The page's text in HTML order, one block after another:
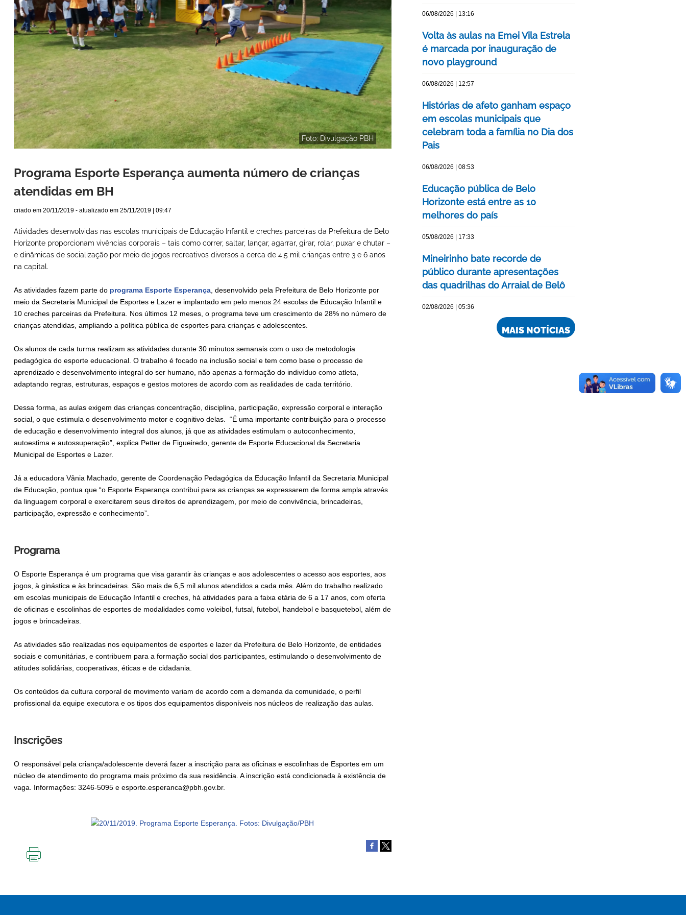
Foto: Divulgação PBH
Programa Esporte Esperança aumenta número de crianças
atendidas em BH
criado em 20/11/2019 - atualizado em 25/11/2019 | 09:47
Atividades desenvolvidas nas escolas municipais de Educação Infantil e creches parceiras da Prefeitura de Belo
Horizonte proporcionam vivências corporais – tais como correr, saltar, lançar, agarrar, girar, rolar, puxar e chutar –
e dinâmicas de socialização por meio de jogos recreativos diversos a cerca de 4,5 mil crianças entre 3 e 6 anos
na capital.
As atividades fazem parte do programa Esporte Esperança, desenvolvido pela Prefeitura de Belo Horizonte por
meio da Secretaria Municipal de Esportes e Lazer e implantado em pelo menos 24 escolas de Educação Infantil e
10 creches parceiras da Prefeitura. Nos últimos 12 meses, o programa teve um crescimento de 28% no número de
crianças atendidas, ampliando a política pública de esportes para crianças e adolescentes.
Os alunos de cada turma realizam as atividades durante 30 minutos semanais com o uso de metodologia
pedagógica do esporte educacional. O trabalho é focado na inclusão social e tem como base o processo de
aprendizado e desenvolvimento integral do ser humano, não apenas a formação do indivíduo como atleta,
adaptando regras, estruturas, espaços e gestos motores de acordo com as realidades de cada território.
Dessa forma, as aulas exigem das crianças concentração, disciplina, participação, expressão corporal e interação
social, o que estimula o desenvolvimento motor e cognitivo delas. “É uma importante contribuição para o processo
de educação e desenvolvimento integral dos alunos, já que as atividades estimulam o autoconhecimento,
autoestima e autossuperação”, explica Petter de Figueiredo, gerente de Esporte Educacional da Secretaria
Municipal de Esportes e Lazer.
Já a educadora Vânia Machado, gerente de Coordenação Pedagógica da Educação Infantil da Secretaria Municipal
de Educação, pontua que “o Esporte Esperança contribui para as crianças se expressarem de forma ampla através
da linguagem corporal e exercitarem seus direitos de aprendizagem, por meio de convivência, brincadeiras,
participação, expressão e conhecimento”.
Programa
O Esporte Esperança é um programa que visa garantir às crianças e aos adolescentes o acesso aos esportes, aos
jogos, à ginástica e às brincadeiras. São mais de 6,5 mil alunos atendidos a cada mês. Além do trabalho realizado
em escolas municipais de Educação Infantil e creches, há atividades para a faixa etária de 6 a 17 anos, com oferta
de oficinas e escolinhas de esportes de modalidades como voleibol, futsal, futebol, handebol e basquetebol, além de
jogos e brincadeiras.
As atividades são realizadas nos equipamentos de esportes e lazer da Prefeitura de Belo Horizonte, de entidades
sociais e comunitárias, e contribuem para a formação social dos participantes, estimulando o desenvolvimento de
atitudes solidárias, cooperativas, éticas e de cidadania.
Os conteúdos da cultura corporal de movimento variam de acordo com a demanda da comunidade, o perfil
profissional da equipe executora e os tipos dos equipamentos disponíveis nos núcleos de realização das aulas.
Inscrições
O responsável pela criança/adolescente deverá fazer a inscrição para as oficinas e escolinhas de Esportes em um
núcleo de atendimento do programa mais próximo da sua residência. A inscrição está condicionada à existência de
vaga. Informações: 3246-5095 e esporte.esperanca@pbh.gov.br.
06/08/2026 | 13:16
Volta às aulas na Emei Vila Estrela
é marcada por inauguração de
novo playground
06/08/2026 | 12:57
Histórias de afeto ganham espaço
em escolas municipais que
celebram toda a família no Dia dos
Pais
06/08/2026 | 08:53
Educação pública de Belo
Horizonte está entre as 10
melhores do país
05/08/2026 | 17:33
Mineirinho bate recorde de
público durante apresentações
das quadrilhas do Arraial de Belô
02/08/2026 | 05:36
MAIS NOTÍCIAS